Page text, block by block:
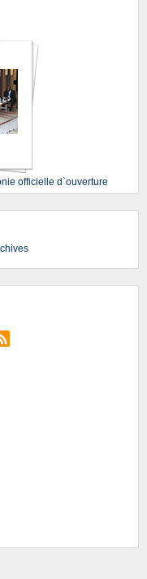
officielle d`ouverture